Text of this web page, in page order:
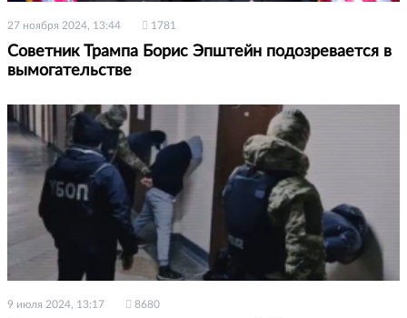
27 ноября 2024, 13:44 1781
Советник Трампа Борис Эпштейн подозревается в
вымогательстве
9 июля 2024, 13:17 8680